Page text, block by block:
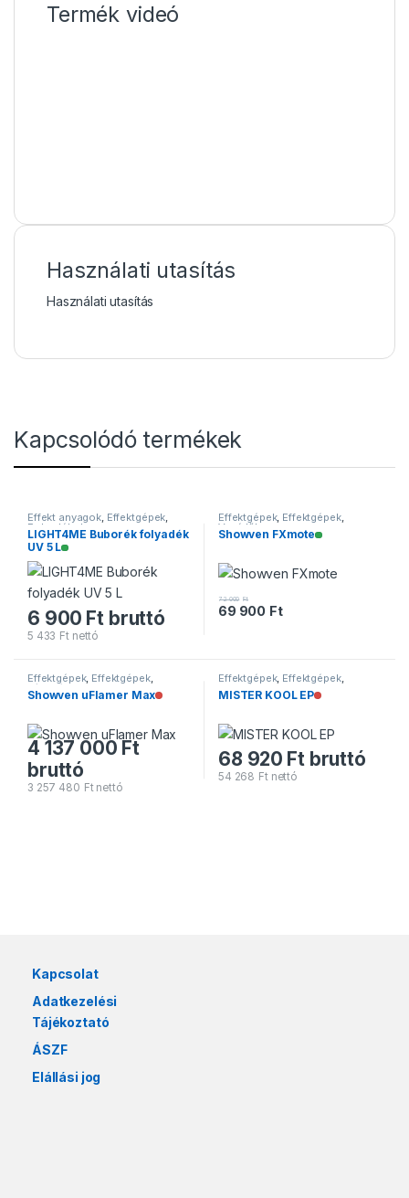
Termék videó
Használati utasítás
Használati utasítás
Kapcsolódó termékek
Effekt anyagok, Effektgépek,
Folyadékok
LIGHT4ME Buborék folyadék
UV 5 L Elérhető
6 900 Ft bruttó
5 433 Ft nettó
Effektgépek, Effektgépek,
Vezérlők
Showven FXmote Elérhető
72 000 Ft
69 900 Ft
Effektgépek, Effektgépek,
Lánggépek
Showven uFlamer Max Nincs raktáron
4 137 000 Ft
bruttó
3 257 480 Ftnettó
Effektgépek, Effektgépek,
Füstgépek
MISTER KOOL EP Nincs raktáron
68 920 Ft bruttó
54 268 Ftnettó
Kapcsolat
Adatkezelési
Tájékoztató
ÁSZF
Elállási jog